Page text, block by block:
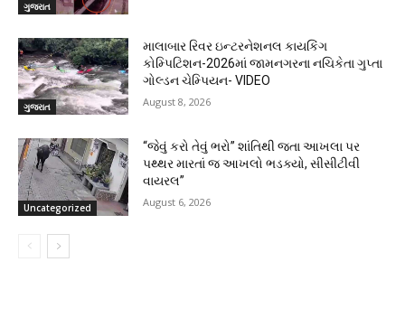
ગુજરાત
ગુજરાત
માલાબાર રિવર ઇન્ટરનેશનલ કાયકિંગ
કોમ્પિટિશન-2026માં જામનગરના નચિકેતા ગુપ્તા
ગોલ્ડન ચેમ્પિયન- VIDEO
August 8, 2026
Uncategorized
“જેવું કરો તેવું ભરો” શાંતિથી જતા આખલા પર
પથ્થર મારતાં જ આખલો ભડક્યો, સીસીટીવી
વાયરલ”
August 6, 2026